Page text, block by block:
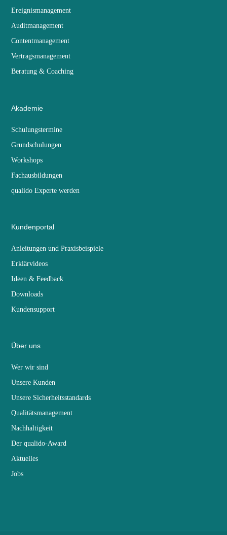
Ereignismanagement
Auditmanagement
Contentmanagement
Vertragsmanagement
Beratung & Coaching
Akademie
Schulungstermine
Grundschulungen
Workshops
Fachausbildungen
qualido Experte werden
Kundenportal
Anleitungen und Praxisbeispiele
Erklärvideos
Ideen & Feedback
Downloads
Kundensupport
Über uns
Wer wir sind
Unsere Kunden
Unsere Sicherheitsstandards
Qualitätsmanagement
Nachhaltigkeit
Der qualido-Award
Aktuelles
Jobs